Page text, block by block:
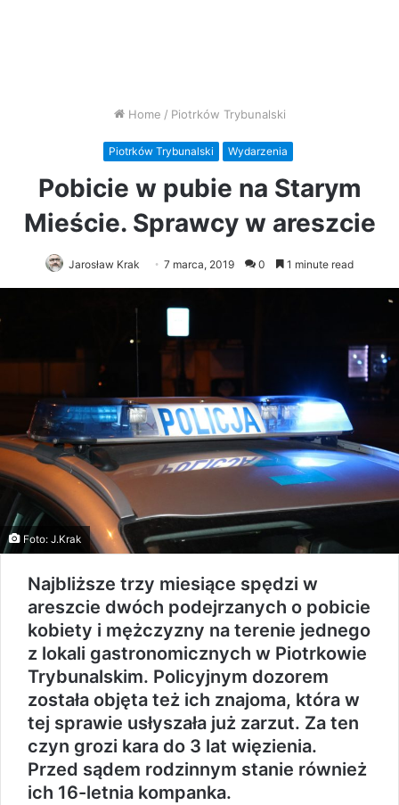
Home / Piotrków Trybunalski
Piotrków Trybunalski Wydarzenia
Pobicie w pubie na Starym
Mieście. Sprawcy w areszcie
Jarosław Krak 7 marca, 2019 0 1 minute read
Foto: J.Krak
Najbliższe trzy miesiące spędzi w
areszcie dwóch podejrzanych o pobicie
kobiety i mężczyzny na terenie jednego
z lokali gastronomicznych w Piotrkowie
Trybunalskim. Policyjnym dozorem
została objęta też ich znajoma, która w
tej sprawie usłyszała już zarzut. Za ten
czyn grozi kara do 3 lat więzienia.
Przed sądem rodzinnym stanie również
ich 16-letnia kompanka.